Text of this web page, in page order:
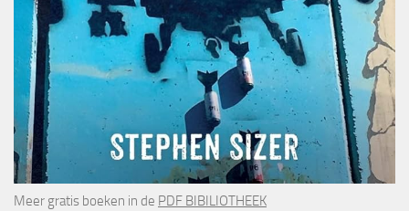
Meer gratis boeken in de PDF BIBILIOTHEEK